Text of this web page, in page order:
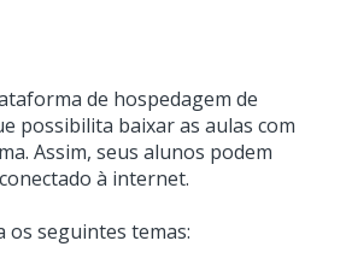
de hospedagem de
possibilita baixar as aulas com
Assim, seus alunos podem
à internet.
os seguintes temas: